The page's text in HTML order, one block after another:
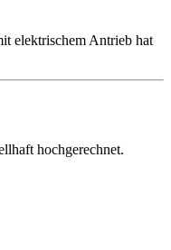
elektrischem Antrieb hat
hochgerechnet.